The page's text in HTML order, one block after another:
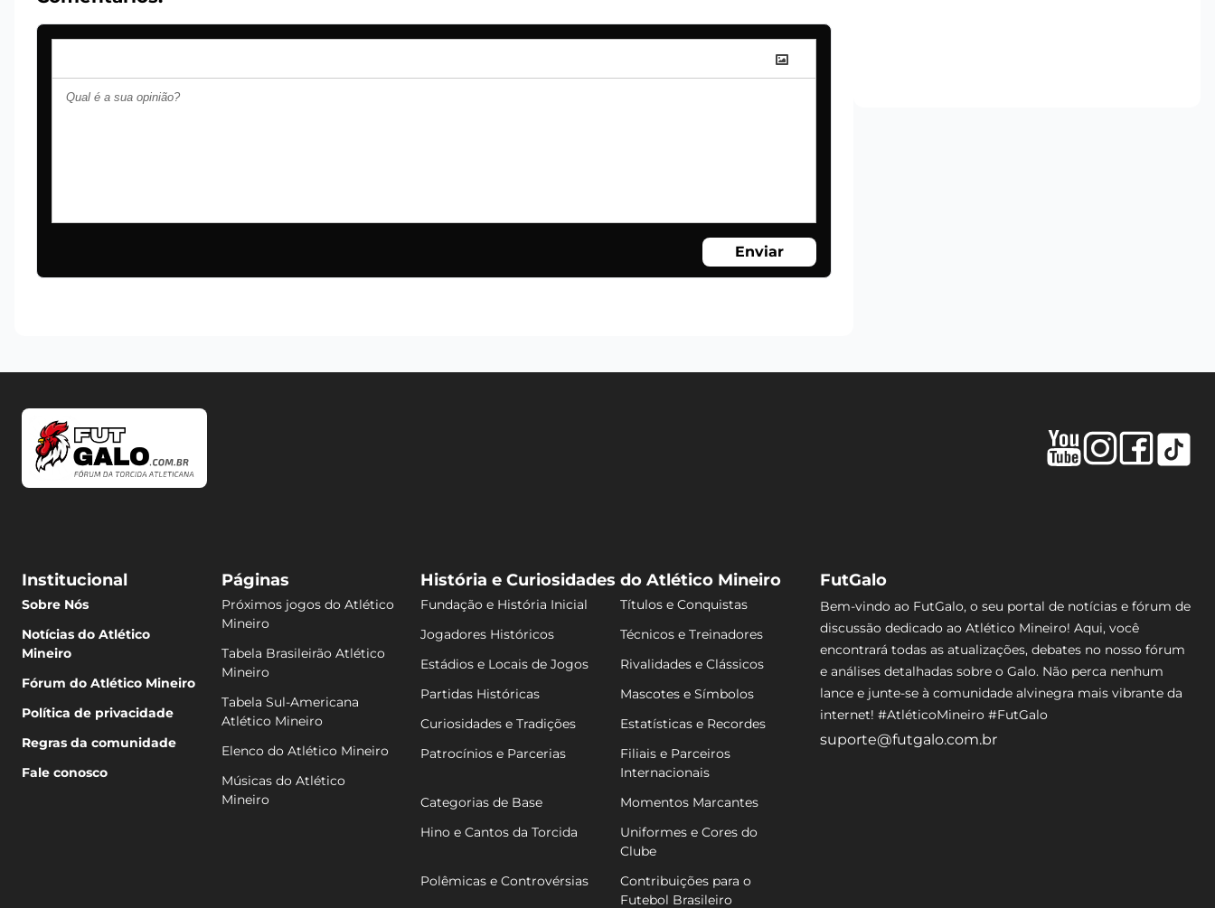
Enviar
Institucional
Sobre Nós
Notícias do Atlético
Mineiro
Fórum do Atlético Mineiro
Política de privacidade
Regras da comunidade
Fale conosco
Páginas
Próximos jogos do Atlético
Mineiro
Tabela Brasileirão Atlético
Mineiro
Tabela Sul-Americana
Atlético Mineiro
Elenco do Atlético Mineiro
Músicas do Atlético
Mineiro
História e Curiosidades do Atlético Mineiro
Fundação e História Inicial
Títulos e Conquistas
Jogadores Históricos
Técnicos e Treinadores
Estádios e Locais de Jogos
Rivalidades e Clássicos
Partidas Históricas
Mascotes e Símbolos
Curiosidades e Tradições
Estatísticas e Recordes
Patrocínios e Parcerias
Filiais e Parceiros
Internacionais
Categorias de Base
Momentos Marcantes
Hino e Cantos da Torcida
Uniformes e Cores do
Clube
Polêmicas e Controvérsias
Contribuições para o
Futebol Brasileiro
FutGalo
Bem-vindo ao FutGalo, o seu portal de notícias e fórum de
discussão dedicado ao Atlético Mineiro! Aqui, você
encontrará todas as atualizações, debates no nosso fórum
e análises detalhadas sobre o Galo. Não perca nenhum
lance e junte-se à comunidade alvinegra mais vibrante da
internet! #AtléticoMineiro #FutGalo
suporte@futgalo.com.br